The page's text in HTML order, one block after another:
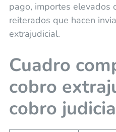
pago, importes elevados
reiterados que hacen
extrajudicial.
Cuadro
cobro
cobro